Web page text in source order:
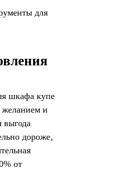
для
шкафа купе
желанием и
выгода
дороже‚
от